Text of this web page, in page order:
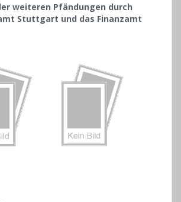
weiteren Pfändungen durch
Stuttgart und das Finanzamt